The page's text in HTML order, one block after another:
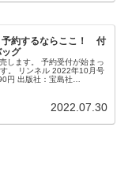
予約するならここ！ 付
グ
します。 予約受付が始まっ
。 リンネル 2022年10月号
円 出版社：宝島社
2022.07.30